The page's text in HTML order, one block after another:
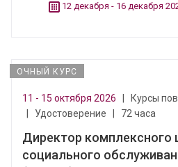
12 декабря - 16 декабря
ОЧНЫЙ КУРС
11 - 15 октября 2026
Курсы
Удостоверение 72 часа
Директор комплексного
социального